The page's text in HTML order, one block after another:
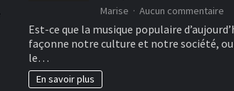
Marise Aucun commentaire
:
Est-ce que la musique populaire
façonne notre culture et notre société,
le…
En savoir plus